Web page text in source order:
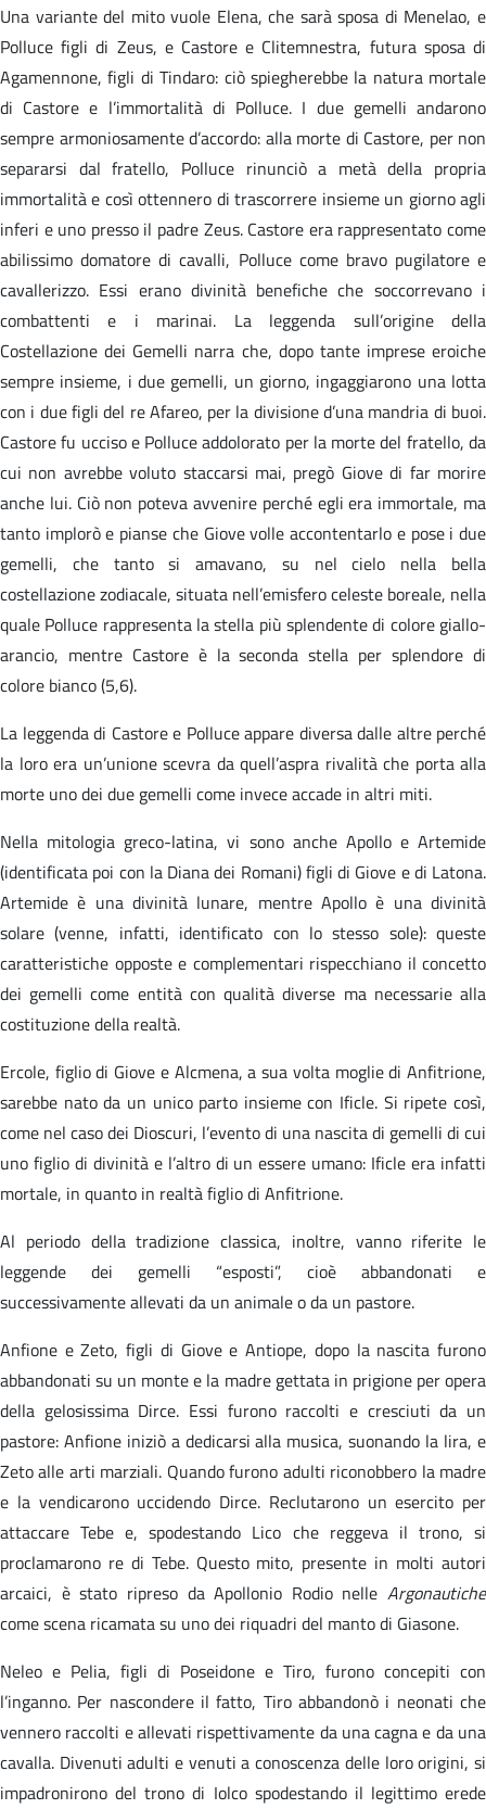
Una variante del mito vuole Elena, che sarà sposa di Menelao, e
Polluce figli di Zeus, e Castore e Clitemnestra, futura sposa di
Agamennone, figli di Tindaro: ciò spiegherebbe la natura mortale
di Castore e l’immortalità di Polluce. I due gemelli andarono
sempre armoniosamente d’accordo: alla morte di Castore, per non
separarsi dal fratello, Polluce rinunciò a metà della propria
immortalità e così ottennero di trascorrere insieme un giorno agli
inferi e uno presso il padre Zeus. Castore era rappresentato come
abilissimo domatore di cavalli, Polluce come bravo pugilatore e
cavallerizzo. Essi erano divinità benefiche che soccorrevano i
combattenti e i marinai. La leggenda sull’origine della
Costellazione dei Gemelli narra che, dopo tante imprese eroiche
sempre insieme, i due gemelli, un giorno, ingaggiarono una lotta
con i due figli del re Afareo, per la divisione d’una mandria di buoi.
Castore fu ucciso e Polluce addolorato per la morte del fratello, da
cui non avrebbe voluto staccarsi mai, pregò Giove di far morire
anche lui. Ciò non poteva avvenire perché egli era immortale, ma
tanto implorò e pianse che Giove volle accontentarlo e pose i due
gemelli, che tanto si amavano, su nel cielo nella bella
costellazione zodiacale, situata nell’emisfero celeste boreale, nella
quale Polluce rappresenta la stella più splendente di colore giallo-
arancio, mentre Castore è la seconda stella per splendore di
colore bianco (5,6).
La leggenda di Castore e Polluce appare diversa dalle altre perché
la loro era un’unione scevra da quell’aspra rivalità che porta alla
morte uno dei due gemelli come invece accade in altri miti.
Nella mitologia greco-latina, vi sono anche Apollo e Artemide
(identificata poi con la Diana dei Romani) figli di Giove e di Latona.
Artemide è una divinità lunare, mentre Apollo è una divinità
solare (venne, infatti, identificato con lo stesso sole): queste
caratteristiche opposte e complementari rispecchiano il concetto
dei gemelli come entità con qualità diverse ma necessarie alla
costituzione della realtà.
Ercole, figlio di Giove e Alcmena, a sua volta moglie di Anfitrione,
sarebbe nato da un unico parto insieme con Ificle. Si ripete così,
come nel caso dei Dioscuri, l’evento di una nascita di gemelli di cui
uno figlio di divinità e l’altro di un essere umano: Ificle era infatti
mortale, in quanto in realtà figlio di Anfitrione.
Al periodo della tradizione classica, inoltre, vanno riferite le
leggende dei gemelli “esposti”, cioè abbandonati e
successivamente allevati da un animale o da un pastore.
Anfione e Zeto, figli di Giove e Antiope, dopo la nascita furono
abbandonati su un monte e la madre gettata in prigione per opera
della gelosissima Dirce. Essi furono raccolti e cresciuti da un
pastore: Anfione iniziò a dedicarsi alla musica, suonando la lira, e
Zeto alle arti marziali. Quando furono adulti riconobbero la madre
e la vendicarono uccidendo Dirce. Reclutarono un esercito per
attaccare Tebe e, spodestando Lico che reggeva il trono, si
proclamarono re di Tebe. Questo mito, presente in molti autori
arcaici, è stato ripreso da Apollonio Rodio nelle Argonautiche
come scena ricamata su uno dei riquadri del manto di Giasone.
Neleo e Pelia, figli di Poseidone e Tiro, furono concepiti con
l’inganno. Per nascondere il fatto, Tiro abbandonò i neonati che
vennero raccolti e allevati rispettivamente da una cagna e da una
cavalla. Divenuti adulti e venuti a conoscenza delle loro origini, si
impadronirono del trono di Iolco spodestando il legittimo erede